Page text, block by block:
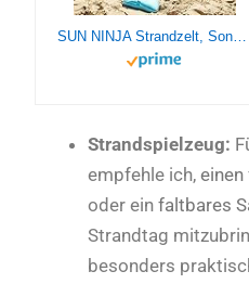
SUN NINJA Strandzelt, Sonnensegel LSF 50+, mit Sandschaufel, Heringen und Stabilitätsstangen, Schattensegel für draußen für Campingausflüge, Angeln, Spaß im Garten oder Picknicks
Strandspielzeug:
empfehle ich,
oder ein faltbares
Strandtag
besonders